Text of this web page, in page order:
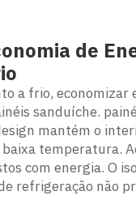
de
a frio,
sanduíche.
mantém o
temperatura.
com energia. O
refrigeração não